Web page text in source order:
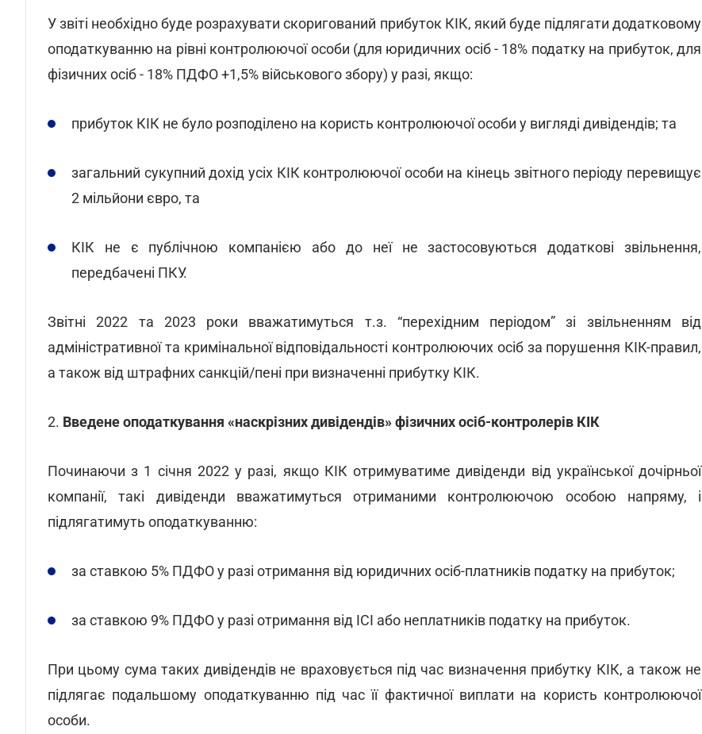
У звіті необхідно буде розрахувати скоригований прибуток КІК, який буде підлягати додатковому
оподаткуванню на рівні контролюючої особи (для юридичних осіб - 18% податку на прибуток, для
фізичних осіб - 18% ПДФО +1,5% військового збору) у разі, якщо:
прибуток КІК не було розподілено на користь контролюючої особи у вигляді дивідендів; та
загальний сукупний дохід усіх КІК контролюючої особи на кінець звітного періоду перевищує
2 мільйони євро, та
КІК не є публічною компанією або до неї не застосовуються додаткові звільнення,
передбачені ПКУ.
Звітні 2022 та 2023 роки вважатимуться т.з. “перехідним періодом” зі звільненням від
адміністративної та кримінальної відповідальності контролюючих осіб за порушення КІК-правил,
а також від штрафних санкцій/пені при визначенні прибутку КІК.
2. Введене оподаткування «наскрізних дивідендів» фізичних осіб-контролерів КІК
Починаючи з 1 січня 2022 у разі, якщо КІК отримуватиме дивіденди від української дочірньої
компанії, такі дивіденди вважатимуться отриманими контролюючою особою напряму, і
підлягатимуть оподаткуванню:
за ставкою 5% ПДФО у разі отримання від юридичних осіб-платників податку на прибуток;
за ставкою 9% ПДФО у разі отримання від ІСІ або неплатників податку на прибуток.
При цьому сума таких дивідендів не враховується під час визначення прибутку КІК, а також не
підлягає подальшому оподаткуванню під час її фактичної виплати на користь контролюючої
особи.